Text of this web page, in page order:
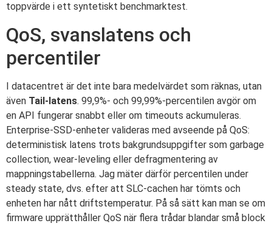
toppvärde i ett syntetiskt benchmarktest.
QoS, svanslatens och
percentiler
I datacentret är det inte bara medelvärdet som räknas, utan
även Tail-latens. 99,9%- och 99,99%-percentilen avgör om
en API fungerar snabbt eller om timeouts ackumuleras.
Enterprise-SSD-enheter valideras med avseende på QoS:
deterministisk latens trots bakgrundsuppgifter som garbage
collection, wear-leveling eller defragmentering av
mappningstabellerna. Jag mäter därför percentilen under
steady state, dvs. efter att SLC-cachen har tömts och
enheten har nått driftstemperatur. På så sätt kan man se om
firmware upprätthåller QoS när flera trådar blandar små block